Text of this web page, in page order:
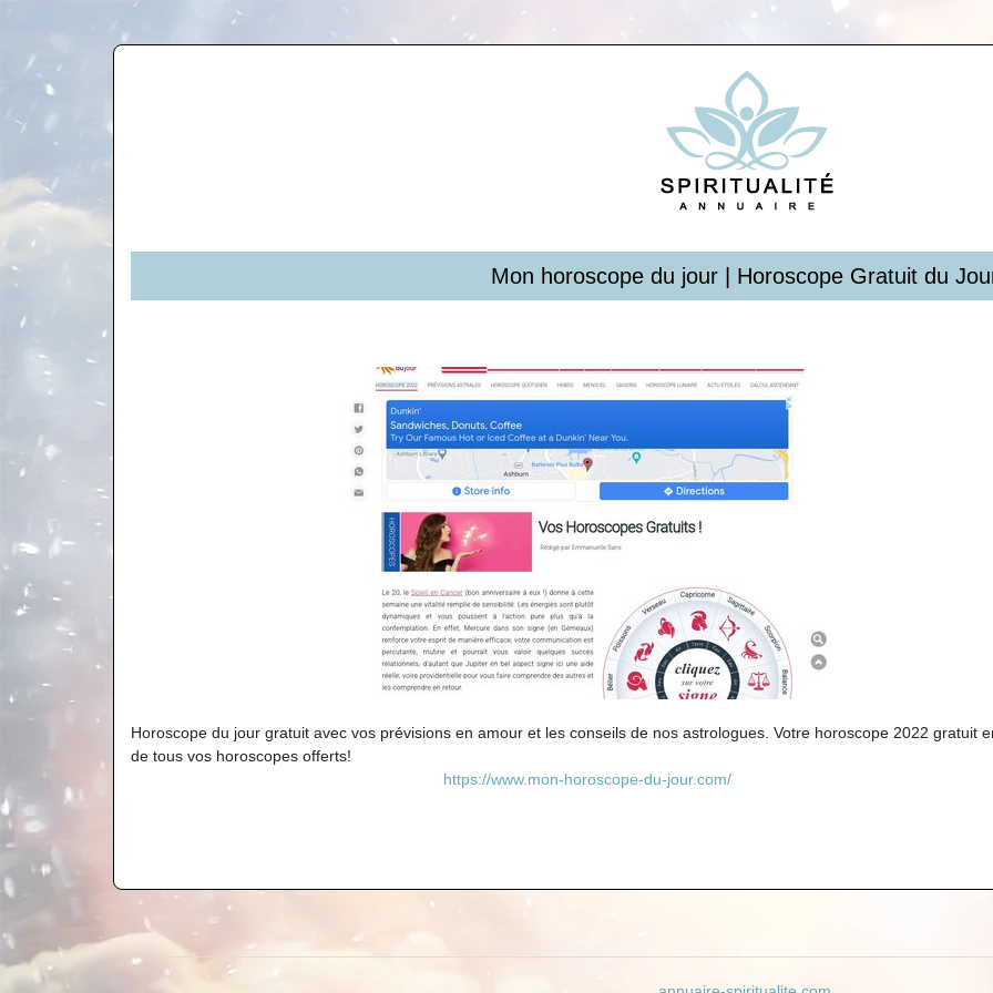
Mon horoscope du jour | Horoscope Gratuit du
Horoscope du jour gratuit avec vos prévisions en amour et les conseils de nos astrologues. Votre horoscope 2022 gratuit
de tous vos horoscopes offerts!
https://www.mon-horoscope-du-jour.com/